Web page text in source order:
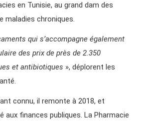
en Tunisie, au grand dam des
maladies chroniques.
qui s’accompagne également
des prix de près de 2.350
et antibiotiques », déplorent les
connu, il remonte à 2018, et
aux finances publiques. La Pharmacie